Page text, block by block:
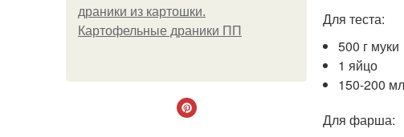
драники из картошки.
Картофельные драники ПП
Для теста:
500 г муки
1 яйцо
150-200
Для фарша: